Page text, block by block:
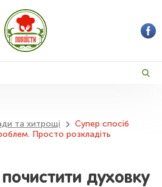
та хитрощі
Супер спосіб
Просто розкладіть
духовку